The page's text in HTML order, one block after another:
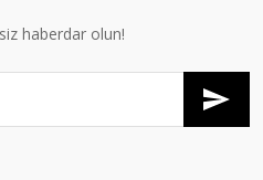
haberdar olun!